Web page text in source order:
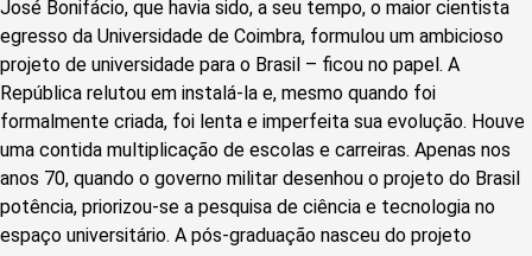
José Bonifácio, que havia sido, a seu tempo, o maior cientista
egresso da Universidade de Coimbra, formulou um ambicioso
projeto de universidade para o Brasil – ficou no papel. A
República relutou em instalá-la e, mesmo quando foi
formalmente criada, foi lenta e imperfeita sua evolução. Houve
uma contida multiplicação de escolas e carreiras. Apenas nos
anos 70, quando o governo militar desenhou o projeto do Brasil
potência, priorizou-se a pesquisa de ciência e tecnologia no
espaço universitário. A pós-graduação nasceu do projeto